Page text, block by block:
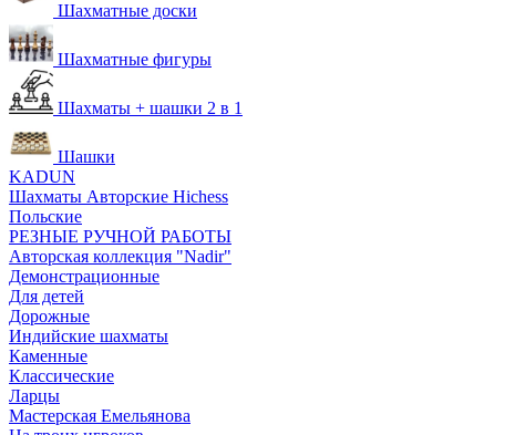
Шахматные доски
Шахматные фигуры
Шахматы + шашки 2 в 1
Шашки
KADUN
Шахматы Авторские Hichess
Польские
РЕЗНЫЕ РУЧНОЙ РАБОТЫ
Авторская коллекция "Nadir"
Демонстрационные
Для детей
Дорожные
Индийские шахматы
Каменные
Классические
Ларцы
Мастерская Емельянова